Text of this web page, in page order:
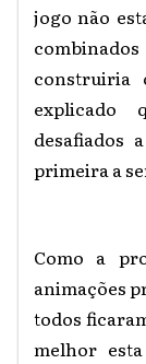
jogo não
construiria
explicado
desafiados
primeira a
Como a
animações
todos
melhor